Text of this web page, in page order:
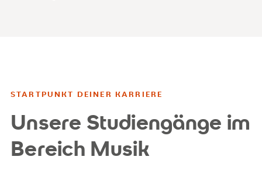
STARTPUNKT DEINER KARRIERE
Unsere Studiengänge im
Bereich Musik